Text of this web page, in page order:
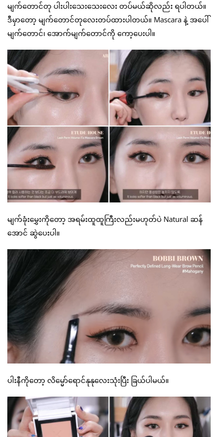
မျက်တောင်တု ပါးပါးသေးသေးလေး တပ်မယ်ဆိုလည်း ရပါတယ်။
ဒီမှာတော့ မျက်တောင်တုလေးတပ်ထားပါတယ်။ Mascara နဲ့ အပေါ်
မျက်တောင်၊ အောက်မျက်တောင်ကို ကော့ပေးပါ။
မျက်ခုံးမွှေးကိုတော့ အရမ်းထူထူကြီးလည်းမဟုတ်ပဲ Natural ဆန်
အောင် ဆွဲပေးပါ။
ပါးနီကိုတော့ လိမ္မော်ရောင်နုနုလေးသုံးပြီး ခြယ်ပါမယ်။